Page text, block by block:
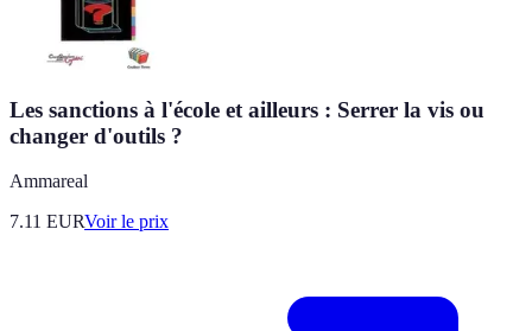
Les sanctions à l'école et ailleurs : Serrer la vis ou
changer d'outils ?
Ammareal
7.11 EURVoir le prix